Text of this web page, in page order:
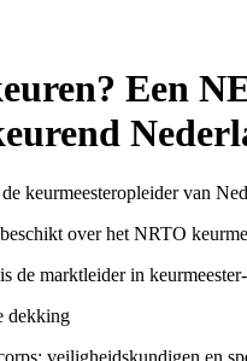
Een
keurmeesteropleider van
over het NRTO
de marktleider in
dekking
veiligheidskundigen en